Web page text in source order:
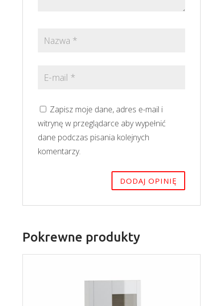
Zapisz moje dane, adres e-mail i
witrynę w przeglądarce aby wypełnić
dane podczas pisania kolejnych
komentarzy.
Pokrewne produkty